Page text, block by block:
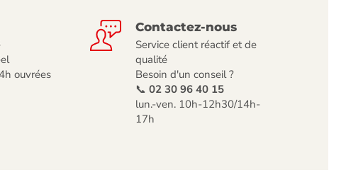
ouvrées
Contactez-nous
Service client réactif et de
qualité
Besoin d'un conseil ?
📞 02 30 96 40 15
lun.-ven. 10h-12h30/14h-
17h